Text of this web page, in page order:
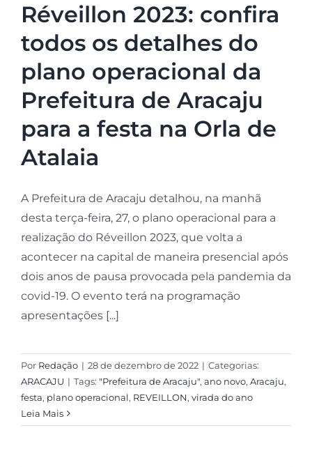
Réveillon 2023: confira
todos os detalhes do
plano operacional da
Prefeitura de Aracaju
para a festa na Orla de
Atalaia
A Prefeitura de Aracaju detalhou, na manhã
desta terça-feira, 27, o plano operacional para a
realização do Réveillon 2023, que volta a
acontecer na capital de maneira presencial após
dois anos de pausa provocada pela pandemia da
covid-19. O evento terá na programação
apresentações [...]
Por Redação | 28 de dezembro de 2022 | Categorias:
ARACAJU | Tags: "Prefeitura de Aracaju", ano novo, Aracaju,
festa, plano operacional, REVEILLON, virada do ano
Leia Mais